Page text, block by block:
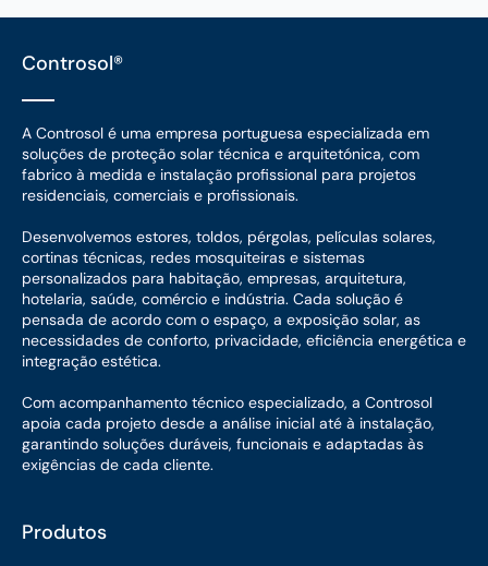
Controsol®
A Controsol é uma empresa portuguesa especializada em
soluções de proteção solar técnica e arquitetónica, com
fabrico à medida e instalação profissional para projetos
residenciais, comerciais e profissionais.
Desenvolvemos estores, toldos, pérgolas, películas solares,
cortinas técnicas, redes mosquiteiras e sistemas
personalizados para habitação, empresas, arquitetura,
hotelaria, saúde, comércio e indústria. Cada solução é
pensada de acordo com o espaço, a exposição solar, as
necessidades de conforto, privacidade, eficiência energética e
integração estética.
Com acompanhamento técnico especializado, a Controsol
apoia cada projeto desde a análise inicial até à instalação,
garantindo soluções duráveis, funcionais e adaptadas às
exigências de cada cliente.
Produtos